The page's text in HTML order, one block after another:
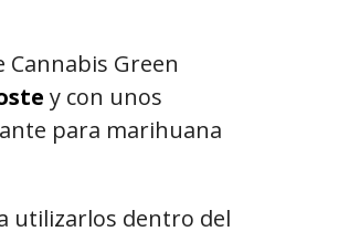
Green
y con unos
para marihuana
utilizarlos dentro del